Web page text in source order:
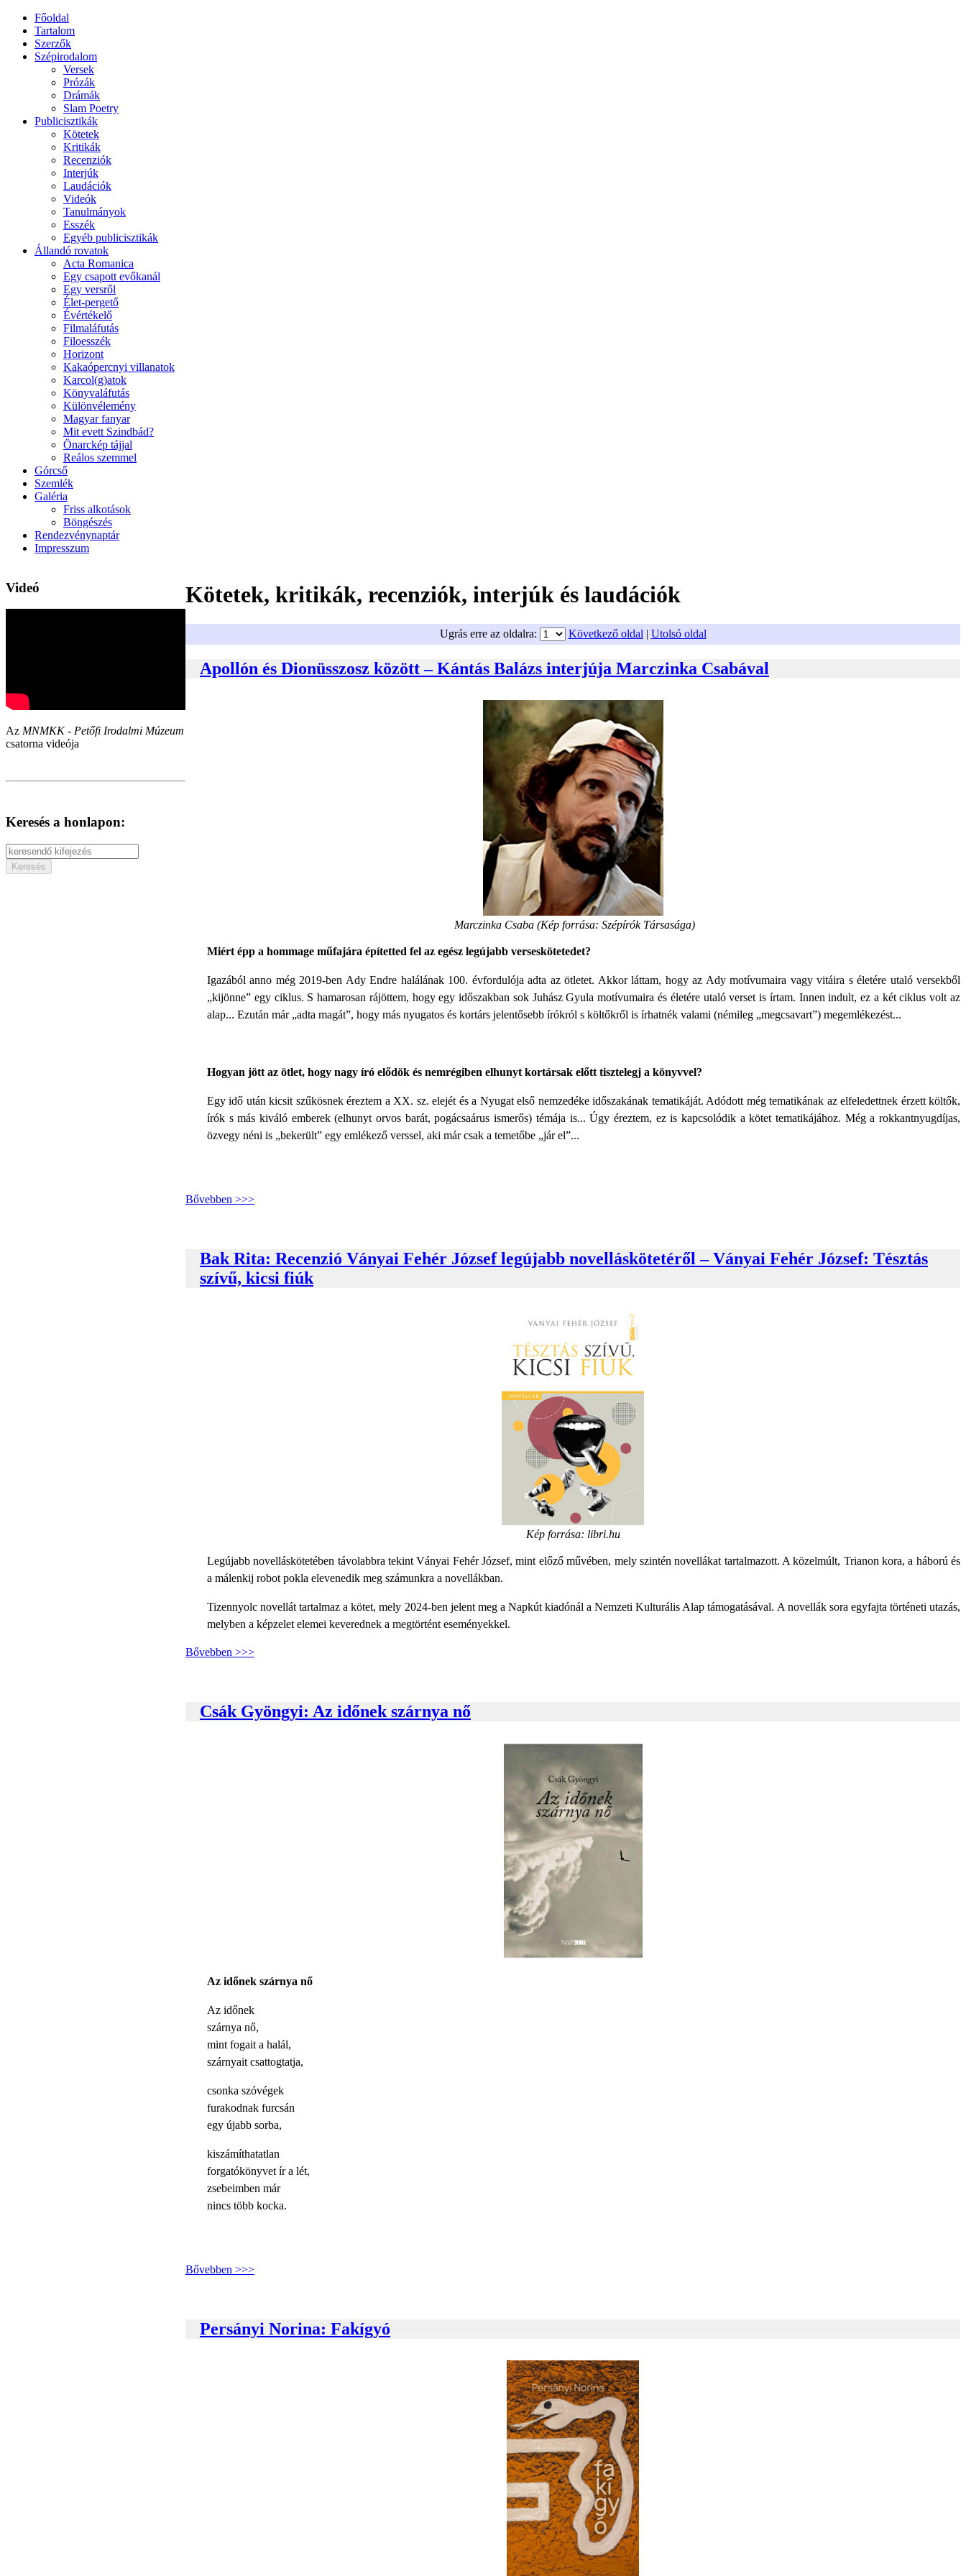
Főoldal
Tartalom
Szerzők
Szépirodalom
Versek
Prózák
Drámák
Slam Poetry
Publicisztikák
Kötetek
Kritikák
Recenziók
Interjúk
Laudációk
Videók
Tanulmányok
Esszék
Egyéb publicisztikák
Állandó rovatok
Acta Romanica
Egy csapott evőkanál
Egy versről
Élet-pergető
Évértékelő
Filmaláfutás
Filoesszék
Horizont
Kakaópercnyi villanatok
Karcol(g)atok
Könyvaláfutás
Különvélemény
Magyar fanyar
Mit evett Szindbád?
Önarckép tájjal
Reálos szemmel
Górcső
Szemlék
Galéria
Friss alkotások
Böngészés
Rendezvénynaptár
Impresszum
Videó
Az MNMKK - Petőfi Irodalmi Múzeum
csatorna videója
Keresés a honlapon:
Kötetek, kritikák, recenziók, interjúk és laudációk
Ugrás erre az oldalra: Következő oldal | Utolsó oldal
Apollón és Dionüsszosz között – Kántás Balázs interjúja Marczinka Csabával
Marczinka Csaba (Kép forrása: Szépírók Társasága)
Miért épp a hommage műfajára építetted fel az egész legújabb verseskötetedet?
Igazából anno még 2019-ben Ady Endre halálának 100. évfordulója adta az ötletet. Akkor láttam, hogy az Ady motívumaira vagy vitáira s életére utaló versekből
„kijönne” egy ciklus. S hamarosan rájöttem, hogy egy időszakban sok Juhász Gyula motívumaira és életére utaló verset is írtam. Innen indult, ez a két ciklus volt az
alap... Ezután már „adta magát”, hogy más nyugatos és kortárs jelentősebb írókról s költőkről is írhatnék valami (némileg „megcsavart”) megemlékezést...
Hogyan jött az ötlet, hogy nagy író elődök és nemrégiben elhunyt kortársak előtt tisztelegj a könyvvel?
Egy idő után kicsit szűkösnek éreztem a XX. sz. elejét és a Nyugat első nemzedéke időszakának tematikáját. Adódott még tematikának az elfeledettnek érzett költők,
írók s más kiváló emberek (elhunyt orvos barát, pogácsaárus ismerős) témája is... Úgy éreztem, ez is kapcsolódik a kötet tematikájához. Még a rokkantnyugdíjas,
özvegy néni is „bekerült” egy emlékező verssel, aki már csak a temetőbe „jár el”...
Bővebben >>>
Bak Rita: Recenzió Ványai Fehér József legújabb novelláskötetéről – Ványai Fehér József: Tésztás
szívű, kicsi fiúk
Kép forrása: libri.hu
Legújabb novelláskötetében távolabbra tekint Ványai Fehér József, mint előző művében, mely szintén novellákat tartalmazott. A közelmúlt, Trianon kora, a háború és
a málenkij robot pokla elevenedik meg számunkra a novellákban.
Tizennyolc novellát tartalmaz a kötet, mely 2024-ben jelent meg a Napkút kiadónál a Nemzeti Kulturális Alap támogatásával. A novellák sora egyfajta történeti utazás,
melyben a képzelet elemei keverednek a megtörtént eseményekkel.
Bővebben >>>
Csák Gyöngyi: Az időnek szárnya nő
Az időnek szárnya nő
Az időnek
szárnya nő,
mint fogait a halál,
szárnyait csattogtatja,
csonka szóvégek
furakodnak furcsán
egy újabb sorba,
kiszámíthatatlan
forgatókönyvet ír a lét,
zsebeimben már
nincs több kocka.
Bővebben >>>
Persányi Norina: Fakígyó